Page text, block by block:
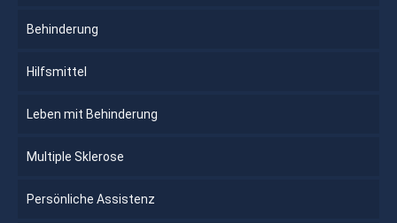
Behinderung
Hilfsmittel
Leben mit Behinderung
Multiple Sklerose
Persönliche Assistenz